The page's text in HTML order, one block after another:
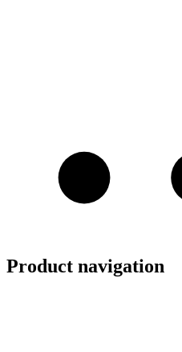
Product navigation